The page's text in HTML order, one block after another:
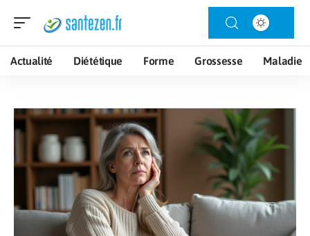
Actualité Diététique Forme Grossesse Maladie